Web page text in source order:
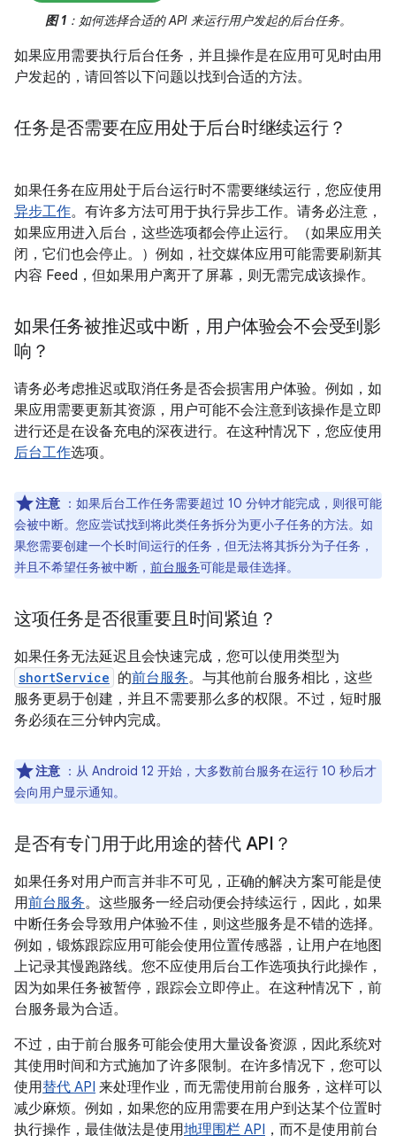
图 1：如何选择合适的 API 来运行用户发起的后台任务。
如果应用需要执行后台任务，并且操作是在应用可见时由用
户发起的，请回答以下问题以找到合适的方法。
任务是否需要在应用处于后台时继续运行？
如果任务在应用处于后台运行时不需要继续运行，您应使用
异步工作。有许多方法可用于执行异步工作。请务必注意，
如果应用进入后台，这些选项都会停止运行。（如果应用关
闭，它们也会停止。）例如，社交媒体应用可能需要刷新其
内容 Feed，但如果用户离开了屏幕，则无需完成该操作。
如果任务被推迟或中断，用户体验会不会受到影
响？
请务必考虑推迟或取消任务是否会损害用户体验。例如，如
果应用需要更新其资源，用户可能不会注意到该操作是立即
进行还是在设备充电的深夜进行。在这种情况下，您应使用
后台工作选项。
注意 ：如果后台工作任务需要超过 10 分钟才能完成，则很可能
会被中断。您应尝试找到将此类任务拆分为更小子任务的方法。如
果您需要创建一个长时间运行的任务，但无法将其拆分为子任务，
并且不希望任务被中断， 前台服务可能是最佳选择。
这项任务是否很重要且时间紧迫？
如果任务无法延迟且会快速完成，您可以使用类型为
shortService 的前台服务。与其他前台服务相比，这些
服务更易于创建，并且不需要那么多的权限。不过，短时服
务必须在三分钟内完成。
注意 ：从 Android 12 开始，大多数前台服务在运行 10 秒后才
会向用户显示通知。
是否有专门用于此用途的替代 API？
如果任务对用户而言并非不可见，正确的解决方案可能是使
用前台服务。这些服务一经启动便会持续运行，因此，如果
中断任务会导致用户体验不佳，则这些服务是不错的选择。
例如，锻炼跟踪应用可能会使用位置传感器，让用户在地图
上记录其慢跑路线。您不应使用后台工作选项执行此操作，
因为如果任务被暂停，跟踪会立即停止。在这种情况下，前
台服务最为合适。
不过，由于前台服务可能会使用大量设备资源，因此系统对
其使用时间和方式施加了许多限制。在许多情况下，您可以
使用替代 API 来处理作业，而无需使用前台服务，这样可以
减少麻烦。例如，如果您的应用需要在用户到达某个位置时
执行操作，最佳做法是使用地理围栏 API ，而不是使用前台